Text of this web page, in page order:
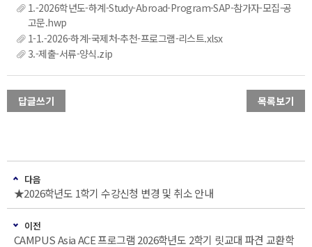
1.-2026학년도-하계-Study-Abroad-Program-SAP-참가자-모집-공
고문.hwp
1-1.-2026-하계-국제처-추천-프로그램-리스트.xlsx
3.-제출-서류-양식.zip
답글쓰기 목록보기
다음
★2026학년도 1학기 수강신청 변경 및 취소 안내
이전
CAMPUS Asia ACE 프로그램 2026학년도 2학기 릿교대 파견 교환학